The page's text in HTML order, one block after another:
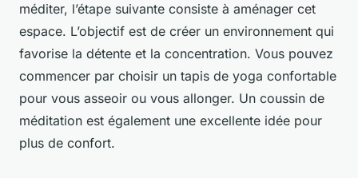
méditer, l’étape suivante consiste à aménager cet
espace. L’objectif est de créer un environnement qui
favorise la détente et la concentration. Vous pouvez
commencer par choisir un tapis de yoga confortable
pour vous asseoir ou vous allonger. Un coussin de
méditation est également une excellente idée pour
plus de confort.